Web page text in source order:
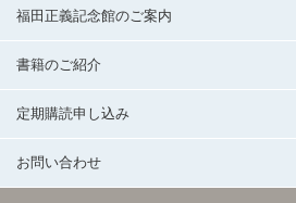
福田正義記念館のご案内
書籍のご紹介
定期購読申し込み
お問い合わせ